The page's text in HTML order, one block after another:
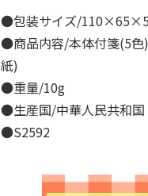
●包装サイズ/
●商品内容/本体付箋(5
紙)
●重量/10g
●生産国/中華人民共和国
●S2592